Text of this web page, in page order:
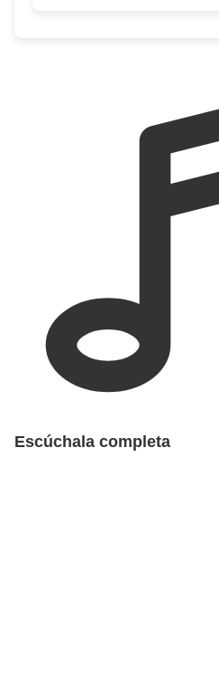
Escúchala completa